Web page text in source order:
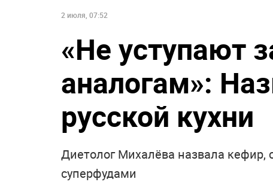
2 июля, 07:52
«Не уступают
аналогам»:
русской кухни
Диетолог Михалёва назвала кефир,
суперфудами